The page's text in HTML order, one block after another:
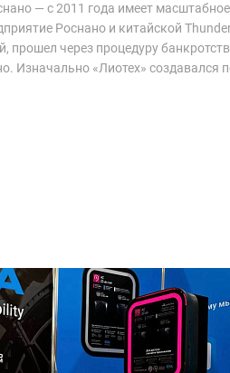
— с 2011 года имеет
Роснано и китайской
прошел через процедуру
Изначально «Лиотех»